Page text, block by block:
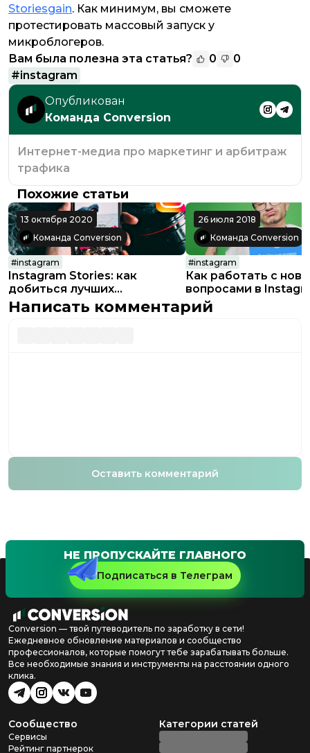
Storiesgain. Как минимум, вы сможете
протестировать массовый запуск у
микроблогеров.
Вам была полезна эта статья?
0
0
#instagram
Опубликован
Команда Conversion
Интернет-медиа про маркетинг и арбитраж
трафика
Похожие статьи
13 октября 2020
Команда Conversion
#instagram
Instagram Stories: как
добиться лучших
результатов от формата
26 июля 2018
Команда Conversion
#instagram
Как работать с
вопросами в
Stories
Написать комментарий
Оставить комментарий
НЕ ПРОПУСКАЙТЕ ГЛАВНОГО
Подписаться в Телеграм
Conversion — твой путеводитель по заработку в сети!
Ежедневное обновление материалов и сообщество
профессионалов, которые помогут тебе зарабатывать больше.
Все необходимые знания и инструменты на расстоянии одного
клика.
Сообщество
Сервисы
Рейтинг партнерок
Категории статей